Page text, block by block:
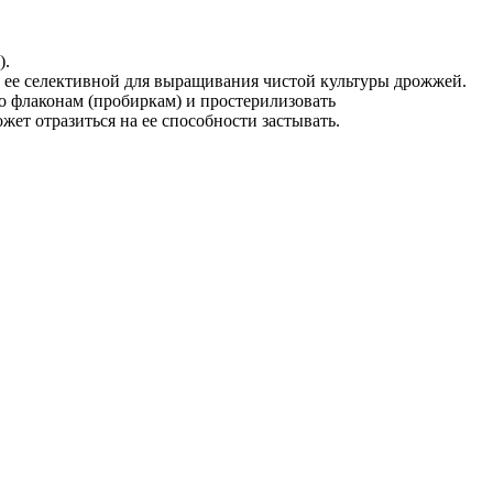
селективной для выращивания чистой культуры дрожжей.
(пробиркам) и простерилизовать
отразиться на ее способности застывать.